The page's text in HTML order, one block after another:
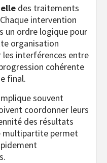
des traitements
intervention
un ordre logique pour
organisation
les interférences entre
cohérente
final.
souvent
coordonner leurs
des résultats
multipartite permet